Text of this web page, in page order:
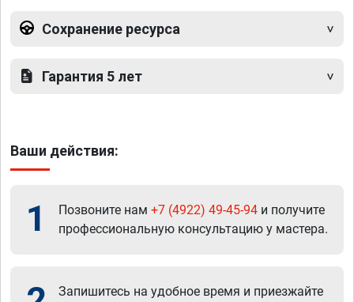
Сохранение ресурса
Гарантия 5 лет
Ваши действия:
1 Позвоните нам +7 (4922) 49-45-94 и получите
профессиональную консультацию у мастера.
Запишитесь на удобное время и приезжайте